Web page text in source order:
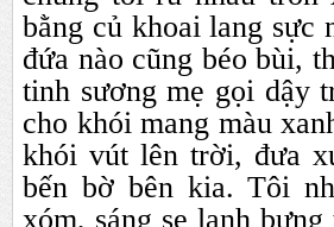
bằng củ khoai lang sực
đứa nào cũng béo bùi,
tinh sương mẹ gọi dậy
cho khói mang màu
khói vút lên trời, đưa
bến bờ bên kia. Tôi
xóm, sáng se lạnh